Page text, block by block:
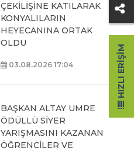
ÇEKİLİŞİNE KATILARAK
KONYALILARIN
HEYECANINA ORTAK
OLDU
03.08.2026 17:04
BAŞKAN ALTAY UMRE
ÖDÜLLÜ SİYER
YARIŞMASINI KAZANAN
ÖĞRENCİLER VE
HIZLI ERIŞIM